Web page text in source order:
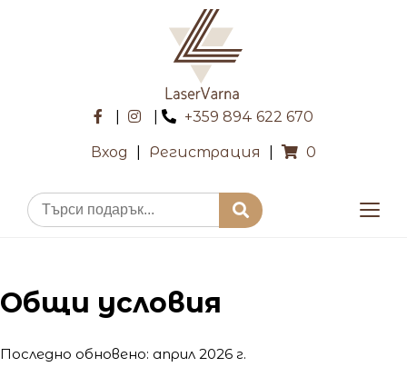
+359 894 622 670
Вход Регистрация 0
Общи условия
Последно обновено: април 2026 г.